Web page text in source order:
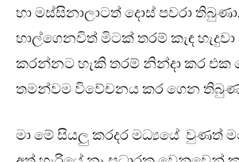
හා මස්සිනාලාටත් දොස් පවරා
හාල්ගෙනවිත් මිටක් තරම් කැඳ
කරන්නට හැකි තරම් නින්දා කර
තමන්වම විවේචනය කර ගෙන
මා මේ සියලු කරදර මධ්‍යයේ වුණත්